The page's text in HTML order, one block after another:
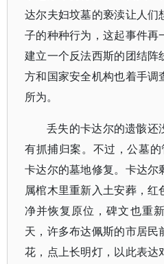
达尔夫妇坟墓的亵渎让人们
子的种种行为，这起事件
建立一个反法西斯的团结
方和国家安全机构也着手调
所为。
丢失的卡达尔的遗骸还
有抓捕归案。不过，公墓
卡达尔的墓地修复。卡达尔
属棺木里重新入土安葬，
净并恢复原位，碑文也重
天，许多布达佩斯的市居
花，点上长明灯，以此表达